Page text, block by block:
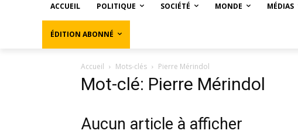
ACCUEIL POLITIQUE SOCIÉTÉ MONDE MÉDIAS
ÉDITION ABONNÉ
Accueil Mots-clés Pierre Mérindol
Mot-clé: Pierre Mérindol
Aucun article à afficher